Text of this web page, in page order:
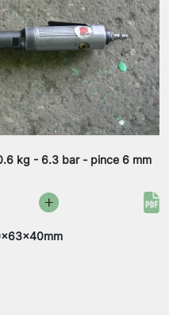
kg - 6.3 bar - pince 6 mm